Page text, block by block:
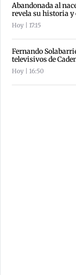
Abandonada al
revela su historia y
Hoy | 17:15
Fernando
televisivos de
Hoy | 16:50